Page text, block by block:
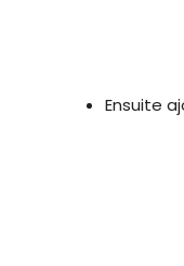
Ensuite